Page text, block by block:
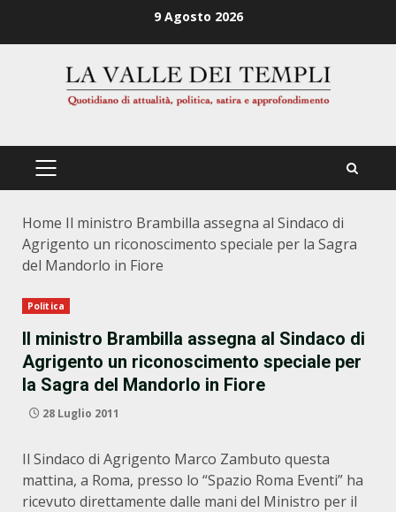
9 Agosto 2026
PRIMÄRES
Home Il ministro Brambilla assegna al Sindaco di
Agrigento un riconoscimento speciale per la Sagra
del Mandorlo in Fiore
Politica
Il ministro Brambilla assegna al Sindaco di
Agrigento un riconoscimento speciale per
la Sagra del Mandorlo in Fiore
28 Luglio 2011
Il Sindaco di Agrigento Marco Zambuto questa
mattina, a Roma, presso lo “Spazio Roma Eventi” ha
ricevuto direttamente dalle mani del Ministro per il